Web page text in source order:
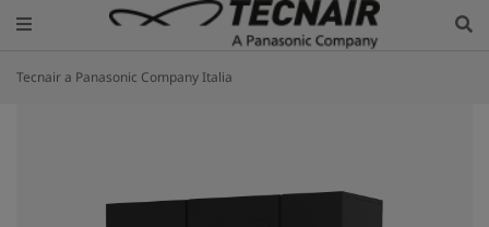
Tecnair a Panasonic Company Italia